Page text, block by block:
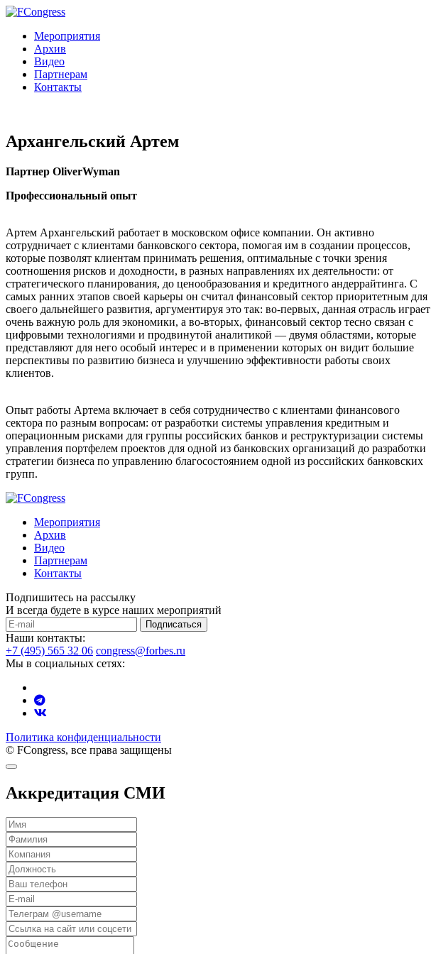
Мероприятия
Архив
Видео
Партнерам
Контакты
Архангельский Артем
Партнер OliverWyman
Профессиональный опыт
Артем Архангельский работает в московском офисе компании. Он активно
сотрудничает с клиентами банковского сектора, помогая им в создании процессов,
которые позволят клиентам принимать решения, оптимальные с точки зрения
соотношения рисков и доходности, в разных направлениях их деятельности: от
стратегического планирования, до ценообразования и кредитного андеррайтинга. С
самых ранних этапов своей карьеры он считал финансовый сектор приоритетным для
своего дальнейшего развития, аргументируя это так: во-первых, данная отрасль играет
очень важную роль для экономики, а во-вторых, финансовый сектор тесно связан с
цифровыми технологиями и продвинутой аналитикой — двумя областями, которые
представляют для него особый интерес и в применении которых он видит большие
перспективы по развитию бизнеса и улучшению эффективности работы своих
клиентов.
Опыт работы Артема включает в себя сотрудничество с клиентами финансового
сектора по разным вопросам: от разработки системы управления кредитным и
операционным рисками для группы российских банков и реструктуризации системы
управления портфелем проектов для одной из банковских организаций до разработки
стратегии бизнеса по управлению благосостоянием одной из российских банковских
групп.
Мероприятия
Архив
Видео
Партнерам
Контакты
Подпишитесь на рассылку
И всегда будете в курсе наших мероприятий
Подписаться
Наши контакты:
+7 (495) 565 32 06 congress@forbes.ru
Мы в социальных сетях:
Политика конфиденциальности
© FCongress, все права защищены
Аккредитация СМИ